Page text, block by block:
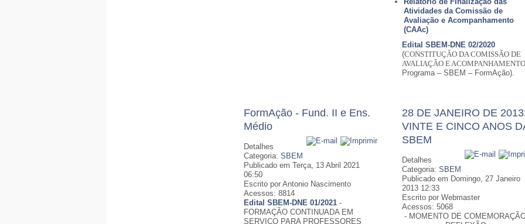
Atividades da Comissão de
Avaliação e Acompanhamento
(CAAc)
Edital SBEM-DNE 02/2020
(CONSTITUÇÃO DA COMISSÃO DE
AVALIAÇÃO E
Programa – SBEM – FormAção).
FormAção - Fund. II e Ens.
Médio
Detalhes
Categoria: SBEM
Publicado em Terça, 13 Abril 2021
06:50
Escrito por Antonio Nascimento
Acessos: 8814
Edital SBEM-DNE 01/2021 -
FORMAÇÃO CONTINUADA EM
SERVIÇO PARA PROFESSORES
28 DE JANEIRO DE
VINTE E CINCO ANOS
SBEM
Detalhes
Categoria:SBEM
Publicado em Domingo, 27 Janeiro
2013 12:33
Escrito por Webmaster
Acessos: 5068
- MOMENTO DE